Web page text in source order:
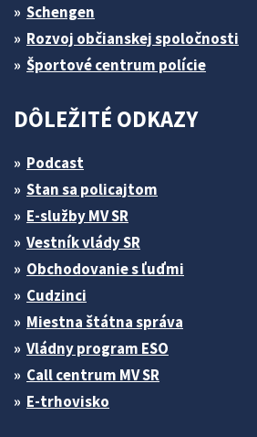
Schengen
Rozvoj občianskej spoločnosti
Športové centrum polície
DÔLEŽITÉ ODKAZY
Podcast
Stan sa policajtom
E-služby MV SR
Vestník vlády SR
Obchodovanie s ľuďmi
Cudzinci
Miestna štátna správa
Vládny program ESO
Call centrum MV SR
E-trhovisko